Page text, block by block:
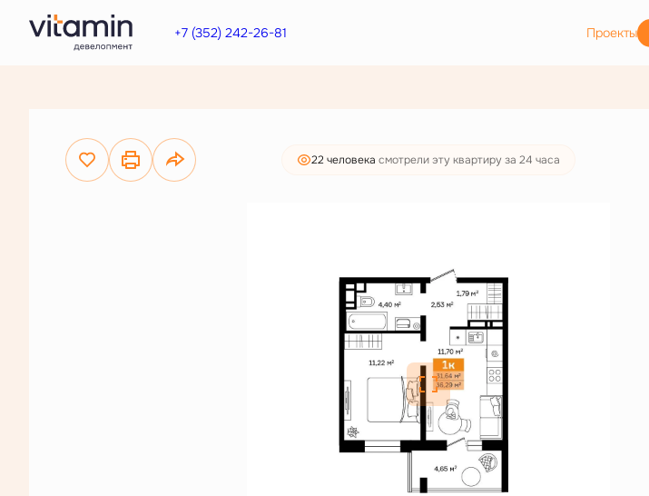
+7 (352) 242-26-81 Проекты
1-комнатная 36.29 м 2
3 863 000 руб.
22 человекa смотрели эту квартиру за 24 часа